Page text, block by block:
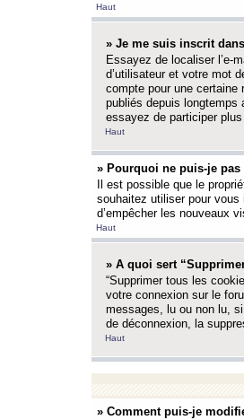
Haut
» Je me suis inscrit
Essayez de localiser l’e-
d’utilisateur et votre mot
compte pour une certaine
publiés depuis longtemps
essayez de participer
Haut
» Pourquoi ne puis-je pas
Il est possible que le
souhaitez utiliser pour vous
d’empêcher les nouveaux
Haut
» A quoi sert
“Supprimer tous les
votre connexion sur le
messages, lu ou non lu,
de déconnexion, la
Haut
» Comment puis-je